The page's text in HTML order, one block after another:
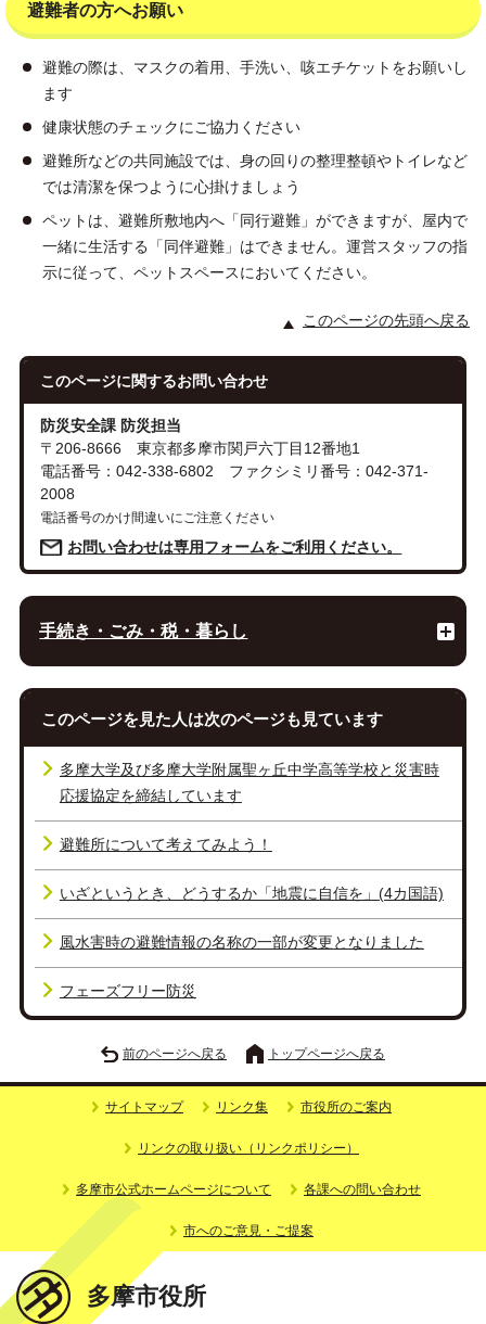
避難者の方へお願い
避難の際は、マスクの着用、手洗い、咳エチケットをお願いし
ます
健康状態のチェックにご協力ください
避難所などの共同施設では、身の回りの整理整頓やトイレなど
では清潔を保つように心掛けましょう
ペットは、避難所敷地内へ「同行避難」ができますが、屋内で
一緒に生活する「同伴避難」はできません。運営スタッフの指
示に従って、ペットスペースにおいてください。
このページの先頭へ戻る
このページに関するお問い合わせ
防災安全課 防災担当
〒206-8666 東京都多摩市関戸六丁目12番地1
電話番号：042-338-6802 ファクシミリ番号：042-371-
2008
電話番号のかけ間違いにご注意ください
お問い合わせは専用フォームをご利用ください。
手続き・ごみ・税・暮らし
このページを見た人は次のページも見ています
多摩大学及び多摩大学附属聖ヶ丘中学高等学校と災害時
応援協定を締結しています
避難所について考えてみよう！
いざというとき、どうするか「地震に自信を」(4カ国語)
風水害時の避難情報の名称の一部が変更となりました
フェーズフリー防災
前のページへ戻る トップページへ戻る
サイトマップ リンク集 市役所のご案内
リンクの取り扱い（リンクポリシー）
多摩市公式ホームページについて 各課への問い合わせ
市へのご意見・ご提案
多摩市役所